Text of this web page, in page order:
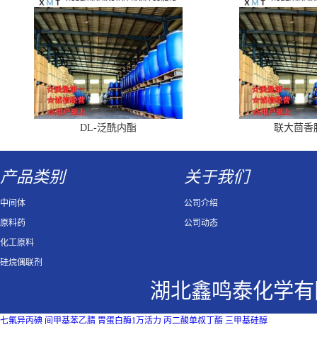
DL-泛酰内酯 联大茴香
产品类别
中间体
原料药
化工原料
硅烷偶联剂
关于我们
公司介绍
公司动态
湖北鑫鸣泰化学
七氟异丙碘 间甲基苯乙腈 胃蛋白酶1万活力 丙二酸单叔丁酯 三甲基硅醇